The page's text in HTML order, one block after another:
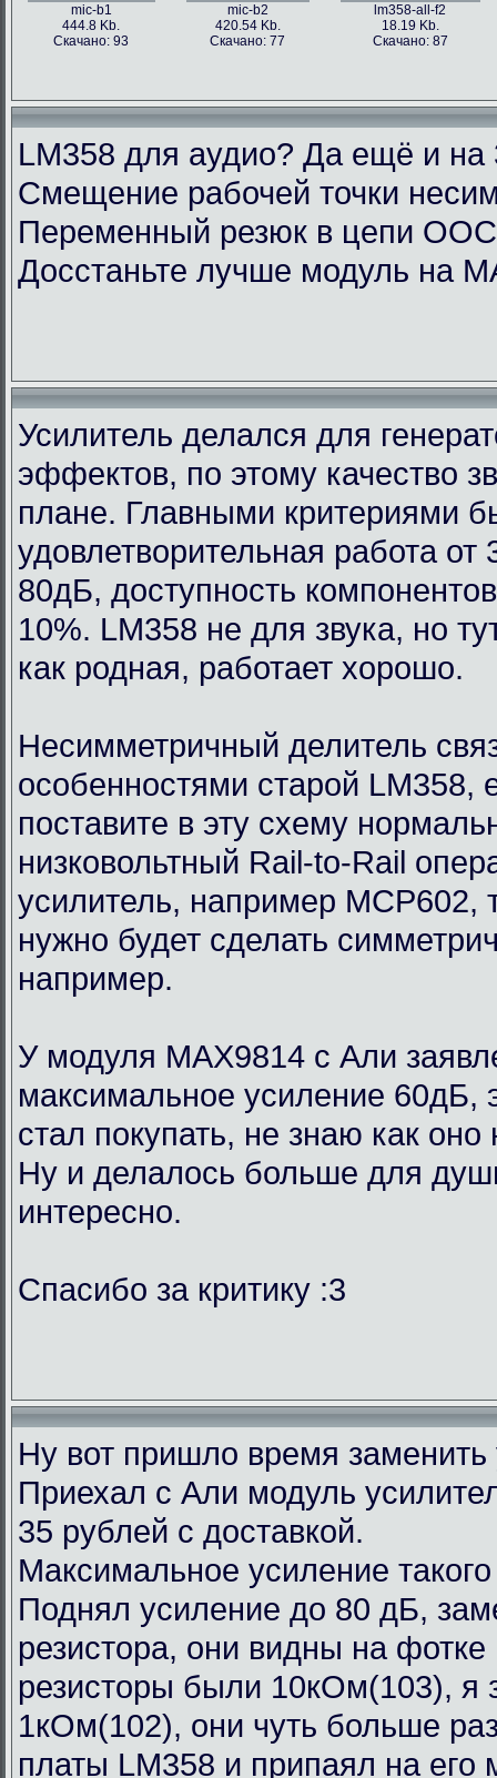
mic-b1
444.8 Kb.
Скачано: 93
mic-b2
420.54 Kb.
Скачано: 77
lm358-all-f2
18.19 Kb.
Скачано: 87
LM358 для аудио? Да ещё и на
Смещение рабочей точки
Переменный резюк в цепи
Досстаньте лучше модуль на
Усилитель делался для
эффектов, по этому качество
плане. Главными критериями
удовлетворительная работа
80дБ, доступность
10%. LM358 не для звука, но
как родная, работает хорошо.
Несимметричный делитель
особенностями старой LM358,
поставите в эту схему
низковольтный Rail-to-Rail
усилитель, например MCP602,
нужно будет сделать
например.
У модуля MAX9814 с Али
максимальное усиление 60дБ,
стал покупать, не знаю как
Ну и делалось больше для
интересно.
Спасибо за критику :3
Ну вот пришло время
Приехал с Али модуль
35 рублей с доставкой.
Максимальное усиление
Поднял усиление до 80 дБ,
резистора, они видны на
резисторы были 10кОм(103), я
1кОм(102), они чуть больше
платы LM358 и припаял на его